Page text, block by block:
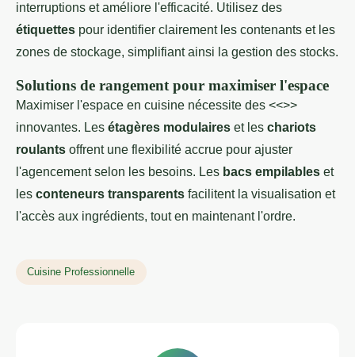
interruptions et améliore l'efficacité. Utilisez des
étiquettes pour identifier clairement les contenants et les
zones de stockage, simplifiant ainsi la gestion des stocks.
Solutions de rangement pour maximiser l'espace
Maximiser l'espace en cuisine nécessite des <<>>
innovantes. Les étagères modulaires et les chariots
roulants offrent une flexibilité accrue pour ajuster
l'agencement selon les besoins. Les bacs empilables et
les conteneurs transparents facilitent la visualisation et
l'accès aux ingrédients, tout en maintenant l'ordre.
Cuisine Professionnelle